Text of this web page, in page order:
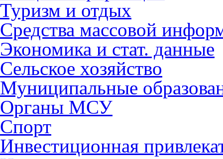
Туризм и отдых
Средства массовой
Экономика и стат. данные
Сельское хозяйство
Муниципальные
Органы МСУ
Спорт
Инвестиционная